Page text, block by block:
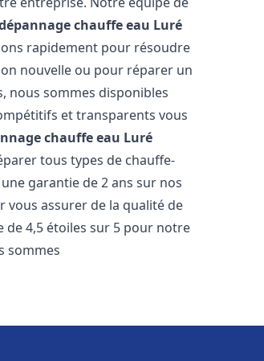
chauffe eau Luré
rapidement pour résoudre
nouvelle ou pour réparer un
nous sommes disponibles
et transparents vous
chauffe eau Luré
tous types de chauffe-
garantie de 2 ans sur nos
vous assurer de la qualité de
4,5 étoiles sur 5 pour notre
sommes